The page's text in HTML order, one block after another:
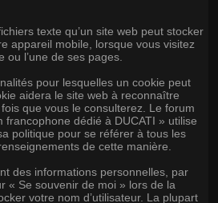
texte qu’un site web peut stocker
appareil mobile, lorsque vous visitez
l’une de ses pages.
pour lesquelles un cookie peut
aidera le site web à reconnaître
que vous le consulterez. Le forum
francophone dédié à DUCATI » utilise
politique pour se référer à tous les
de cette manière.
des informations personnelles, par
« Se souvenir de moi » lors de la
votre nom d’utilisateur. La plupart